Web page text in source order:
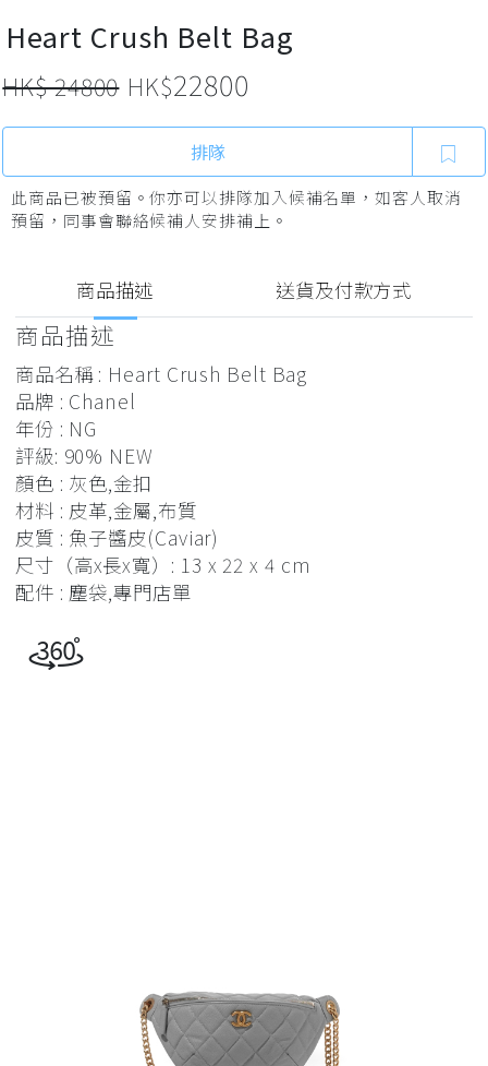
Heart Crush Belt Bag
HK$ 24800 HK$22800
排隊
此商品已被預留。你亦可以排隊加入候補名單，如客人取消
預留，同事會聯絡候補人安排補上。
商品描述 送貨及付款方式
商品描述
商品名稱 : Heart Crush Belt Bag
品牌 : Chanel
年份 : NG
評級: 90% NEW
顏色 : 灰色,金扣
材料 : 皮革,金屬,布質
皮質 : 魚子醬皮(Caviar)
尺寸（高x長x寬）: 13 x 22 x 4 cm
配件 : 塵袋,專門店單